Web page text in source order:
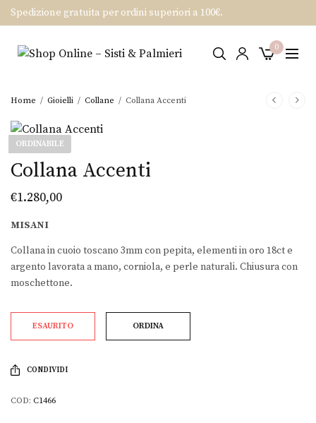
Spedizione gratuita per ordini superiori a 100€.
0
Home / Gioielli / Collane / Collana Accenti
ORDINABILE
Collana Accenti
€1.280,00
MISANI
Collana in cuoio toscano 3mm con pepita, elementi in oro 18ct e
argento lavorata a mano, corniola, e perle naturali. Chiusura con
moschettone.
ESAURITO ORDINA
CONDIVIDI
COD: C1466